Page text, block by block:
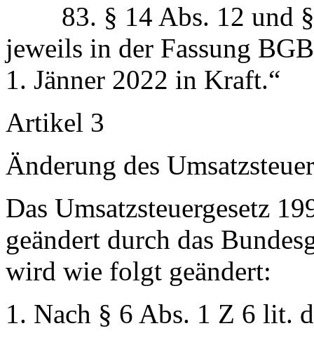
83. § 14 Abs. 12 und §
jeweils in der Fassung
1. Jänner 2022 in Kraft.“
Artikel 3
Änderung des
Das Umsatzsteuergesetz
geändert durch das
wird wie folgt geändert:
1. Nach § 6 Abs. 1 Z 6 lit.